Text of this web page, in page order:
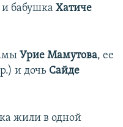
и бабушка Хатиче
Урие Мамутова, ее
и дочь Сайде
жили в одной